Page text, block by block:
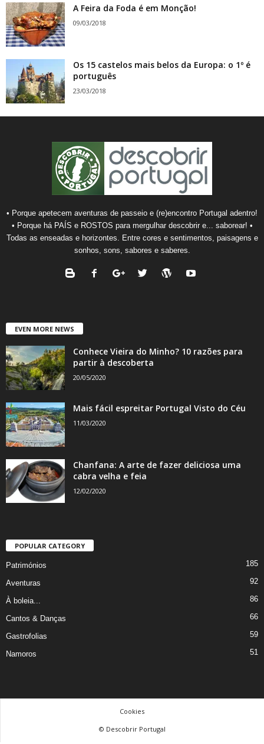
A Feira da Foda é em Monção!
09/03/2018
Os 15 castelos mais belos da Europa: o 1º é
português
23/03/2018
• Porque apetecem aventuras de passeio e (re)encontro Portugal adentro!
• Porque há PAÍS e ROSTOS para mergulhar descobrir e... saborear! •
Todas as enseadas e horizontes. Entre cores e sentimentos, paisagens e
sonhos, sons, sabores e saberes.
EVEN MORE NEWS
Conhece Vieira do Minho? 10 razões para
partir à descoberta
20/05/2020
Mais fácil espreitar Portugal Visto do Céu
11/03/2020
Chanfana: A arte de fazer deliciosa uma
cabra velha e feia
12/02/2020
POPULAR CATEGORY
Patrimónios 185
Aventuras 92
À boleia... 86
Cantos & Danças 66
Gastrofolias 59
Namoros 51
Cookies
© Descobrir Portugal